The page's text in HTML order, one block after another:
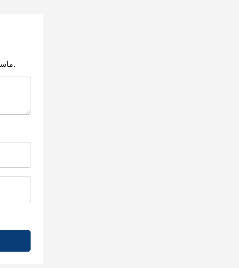
ماسكوس. نقرأ آراءك، ونرد عليها، بناء على طلبكم في أسرع وقت ممكن.